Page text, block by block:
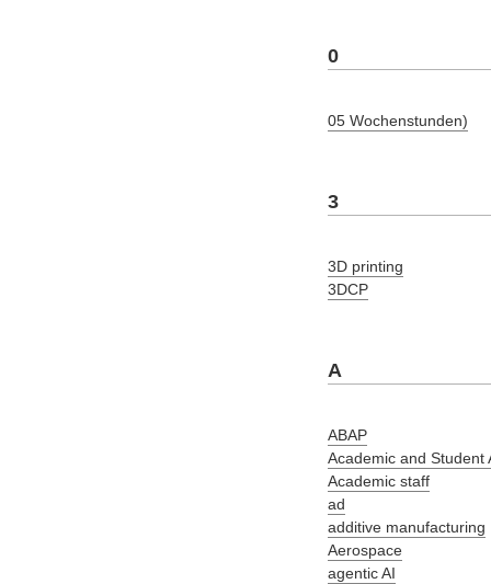
0
05 Wochenstunden)
3
3D printing
3DCP
A
ABAP
Academic and Student
Academic staff
ad
additive manufacturing
Aerospace
agentic AI